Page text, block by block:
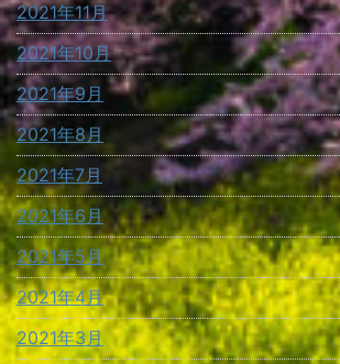
2021年11月
2021年10月
2021年9月
2021年8月
2021年7月
2021年6月
2021年5月
2021年4月
2021年3月